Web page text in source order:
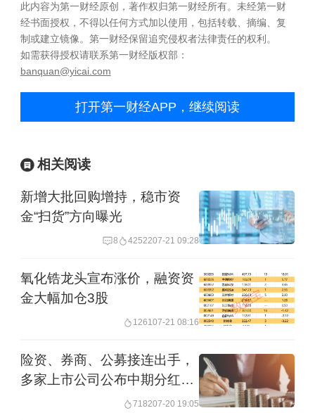
此内容为第一财经原创，著作权归第一财经所有。未经第一财
经书面授权，不得以任何方式加以使用，包括转载、摘编、复
制或建立镜像。第一财经保留追究侵权者法律责任的权利。
如需获得授权请联系第一财经版权部：
banquan@yicai.com
打开第一财经APP，继续阅读
相关阅读
新增大批回购增持，稳市资
金“扫货”方向曝光
8 4252207-21 09:28
氧化锆龙头宣布涨价，融资资
金大幅加仓3股
126107-21 08:16
险资、券商、公募接连出手，
多家上市公司公布中期分红计
718207-20 19:05